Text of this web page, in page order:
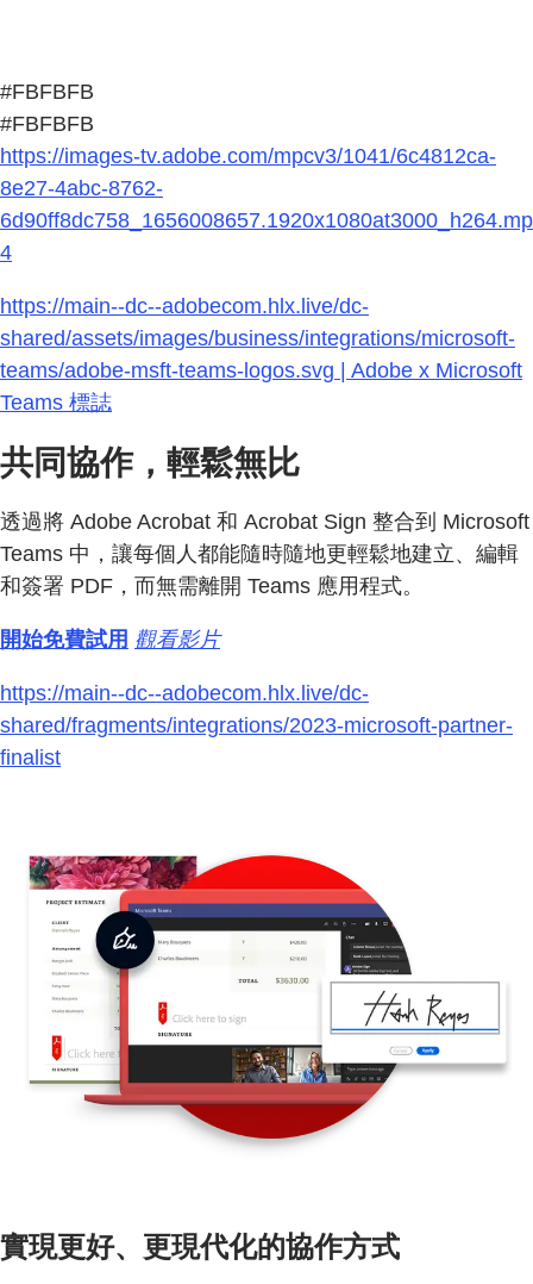
#FBFBFB
#FBFBFB
https://images-tv.adobe.com/mpcv3/1041/6c4812ca-
8e27-4abc-8762-
6d90ff8dc758_1656008657.1920x1080at3000_h264.mp
4
https://main--dc--adobecom.hlx.live/dc-
shared/assets/images/business/integrations/microsoft-
teams/adobe-msft-teams-logos.svg | Adobe x Microsoft
Teams 標誌
共同協作，輕鬆無比
透過將 Adobe Acrobat 和 Acrobat Sign 整合到 Microsoft
Teams 中，讓每個人都能隨時隨地更輕鬆地建立、編輯
和簽署 PDF，而無需離開 Teams 應用程式。
開始免費試用 觀看影片
https://main--dc--adobecom.hlx.live/dc-
shared/fragments/integrations/2023-microsoft-partner-
finalist
實現更好、更現代化的協作方式